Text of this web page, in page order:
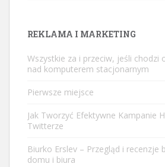
REKLAMA I MARKETING
Wszystkie za i przeciw, jeśli chodzi
nad komputerem stacjonarnym
Pierwsze miejsce
Jak Tworzyć Efektywne Kampanie
Twitterze
Biurko Erslev – Przegląd i recenzje
domu i biura